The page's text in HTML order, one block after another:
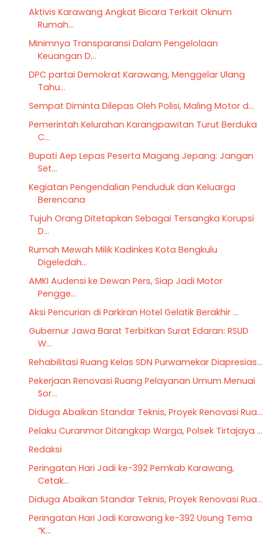
Aktivis Karawang Angkat Bicara Terkait Oknum
Rumah...
Minimnya Transparansi Dalam Pengelolaan
Keuangan D...
DPC partai Demokrat Karawang, Menggelar Ulang
Tahu...
Sempat Diminta Dilepas Oleh Polisi, Maling Motor d...
Pemerintah Kelurahan Karangpawitan Turut Berduka
C...
Bupati Aep Lepas Peserta Magang Jepang: Jangan
Set...
Kegiatan Pengendalian Penduduk dan Keluarga
Berencana
Tujuh Orang Ditetapkan Sebagai Tersangka Korupsi
D...
Rumah Mewah Milik Kadinkes Kota Bengkulu
Digeledah...
AMKI Audensi ke Dewan Pers, Siap Jadi Motor
Pengge...
Aksi Pencurian di Parkiran Hotel Gelatik Berakhir ...
Gubernur Jawa Barat Terbitkan Surat Edaran: RSUD
W...
Rehabilitasi Ruang Kelas SDN Purwamekar Diapresias...
Pekerjaan Renovasi Ruang Pelayanan Umum Menuai
Sor...
Diduga Abaikan Standar Teknis, Proyek Renovasi Rua...
Pelaku Curanmor Ditangkap Warga, Polsek Tirtajaya ...
Redaksi
Peringatan Hari Jadi ke-392 Pemkab Karawang,
Cetak...
Diduga Abaikan Standar Teknis, Proyek Renovasi Rua...
Peringatan Hari Jadi Karawang ke-392 Usung Tema
“K...